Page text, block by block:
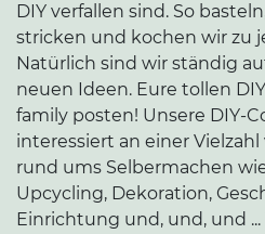
DIY verfallen sind. So
stricken und kochen wir zu
Natürlich sind wir ständig
neuen Ideen. Eure tollen
family posten! Unsere DIY-
interessiert an einer
rund ums Selbermachen
Upcycling, Dekoration,
Einrichtung und, und, und